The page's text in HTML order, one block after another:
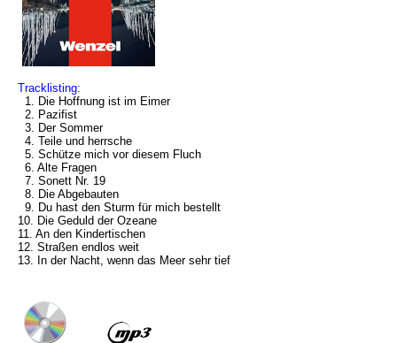
Tracklisting:
1. Die Hoffnung ist im Eimer
2. Pazifist
3. Der Sommer
4. Teile und herrsche
5. Schütze mich vor diesem Fluch
6. Alte Fragen
7. Sonett Nr. 19
8. Die Abgebauten
9. Du hast den Sturm für mich bestellt
10. Die Geduld der Ozeane
11. An den Kindertischen
12. Straßen endlos weit
13. In der Nacht, wenn das Meer sehr tief